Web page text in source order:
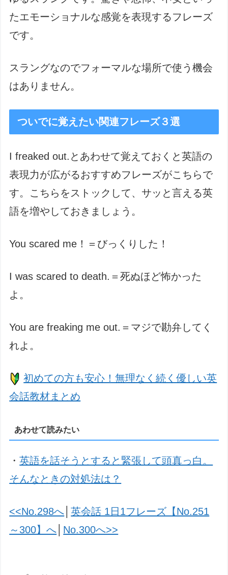
たエモーショナルな感覚を表現するフレーズ
です。
スラングなのでフォーマルな場所で使う機会
はありません。
ついでに覚えたい関連フレーズ３選
I freaked out.とあわせて覚えておくと英語の
表現力が広がるおすすめフレーズがこちらで
す。こちらをストックして、サッと言える英
語を増やしておきましょう。
You scared me！＝びっくりした！
I was scared to death.＝死ぬほど怖かった
よ。
You are freaking me out.＝マジで勘弁してく
れよ。
初めての方も安心！無理なく続く優しい英
会話教材まとめ
あわせて読みたい
・英語を話そうとすると緊張して頭真っ白。
そんなときの対処法は？
<<No.298へ │英会話 1日1フレーズ【No.251
～300】へ
No.300へ>>